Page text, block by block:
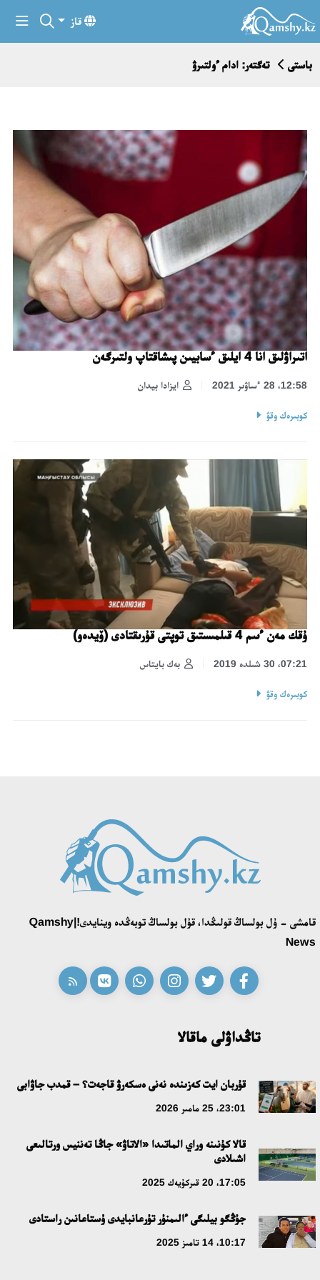
قاز
باستى تەگتەر: ادام ءولتىرۋ
اتىراۋلىق انا 4 ايلىق ءسابيىن پىشاقتاپ ولتىرگەن
ايزادا بيدان 12:58، 28 ءساۋىر 2021
كوبىرەك وقۋ
ۇقك مەن ءىىم 4 قىلمىستىق توپتى قۇرىقتادى (ۆيدەو)
بەك بايتاس 07:21، 30 شىلدە 2019
كوبىرەك وقۋ
قامشى - ۇل بولساڭ قولىڭدا، قۇل بولساڭ توبەڭدە وينايدى!|Qamshy
News
تاڭداۋلى ماقالا
قۇربان ايت كەزىندە نەنى ەسكەرۋ قاجەت؟ – قمدب جاۋابى
23:01، 25 مامىر 2026
قالا كۇنىنە وراي الماتىدا «الاتاۋ» جاڭا تەننيس ورتالىعى
اشىلادى
17:05، 20 قىركۇيەك 2025
جۇڭگو بيلىگى ءالىمنۇر تۇرعانبايدى ۇستاعانىن راستادى
10:17، 14 تامىز 2025